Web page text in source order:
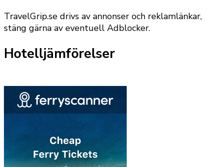
TravelGrip.se drivs av annonser och reklamlänkar,
stäng gärna av eventuell Adblocker.
Hotelljämförelser